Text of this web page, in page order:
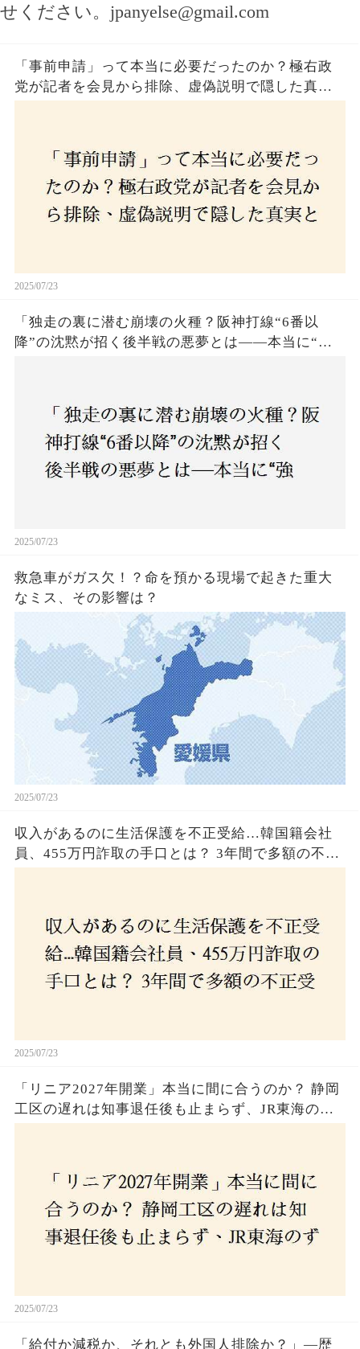
せください。 jpanyelse@gmail.com
「事前申請」って本当に必要だったのか？極右政
党が記者を会見から排除、虚偽説明で隠した真実
2025/07/23
「独走の裏に潜む崩壊の火種？阪神打線“6番以
降”の沈黙が招く後半戦の悪夢とは——本当に“強
2025/07/23
救急車がガス欠！？命を預かる現場で起きた重大
なミス、その影響は？
2025/07/23
収入があるのに生活保護を不正受給…韓国籍会社
員、455万円詐取の手口とは？ 3年間で多額の不正
2025/07/23
「リニア2027年開業」本当に間に合うのか？ 静岡
工区の遅れは知事退任後も止まらず、JR東海のず
2025/07/23
「給付か減税か、それとも外国人排除か？」―歴